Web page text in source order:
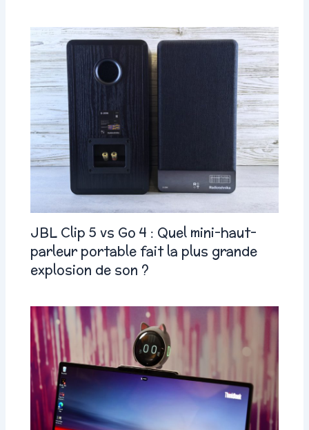
JBL Clip 5 vs Go 4 : Quel mini-haut-
parleur portable fait la plus grande
explosion de son ?